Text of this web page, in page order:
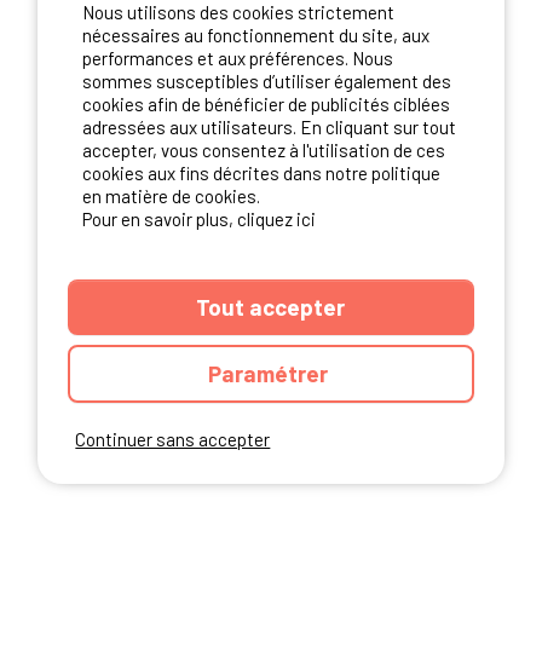
S'ABONNER
NOS PARTENAIRES
Continuer sans accepter
Nous utilisons des cookies strictement
nécessaires au fonctionnement du site, aux
performances et aux préférences. Nous
sommes susceptibles d’utiliser également des
cookies afin de bénéficier de publicités ciblées
adressées aux utilisateurs. En cliquant sur tout
accepter, vous consentez à l'utilisation de ces
cookies aux fins décrites dans notre politique
en matière de cookies.
Pour en savoir plus, cliquez ici
Tout accepter
Paramétrer